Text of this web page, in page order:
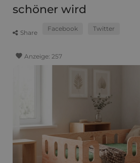
schöner wird
Share
Facebook Twitter
favorite Anzeige: 257